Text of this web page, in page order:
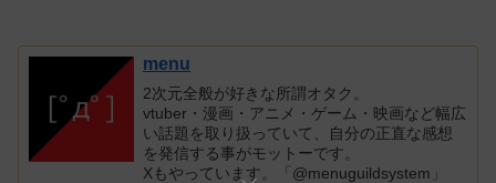
menu
2次元全般が好きな所謂オタク。
vtuber・漫画・アニメ・ゲーム・映画など幅広
い話題を取り扱っていて、自分の正直な感想
を発信する事がモットーです。
Xもやっています。「@menuguildsystem」